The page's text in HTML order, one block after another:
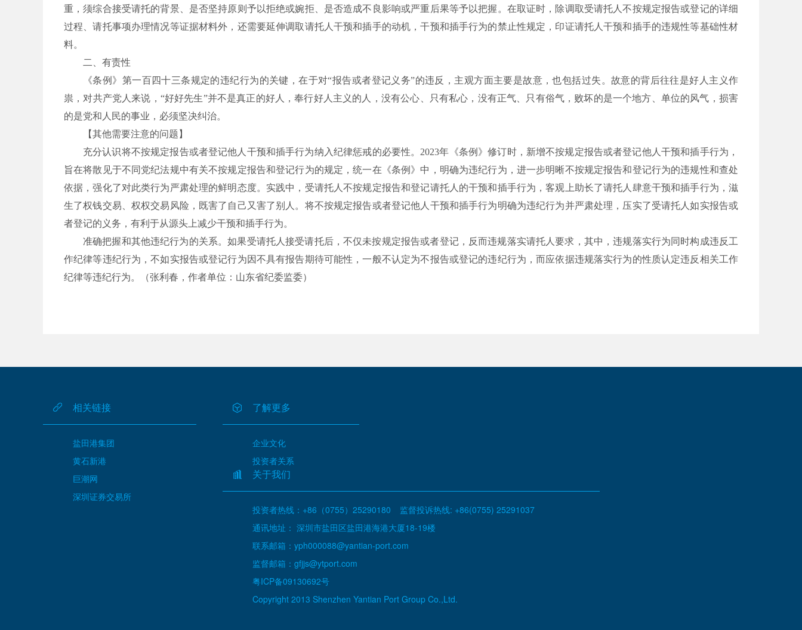
重，须综合接受请托的背景、是否坚持原则予以拒绝或婉拒、是否造成不良影响或严重后果等予以把握。在取证时，除调取受请托人不按规定报告或登记的详细
过程、请托事项办理情况等证据材料外，还需要延伸调取请托人干预和插手的动机，干预和插手行为的禁止性规定，印证请托人干预和插手的违规性等基础性材
料。
二、有责性
《条例》第一百四十三条规定的违纪行为的关键，在于对“报告或者登记义务”的违反，主观方面主要是故意，也包括过失。故意的背后往往是好人主义作
祟，对共产党人来说，“好好先生”并不是真正的好人，奉行好人主义的人，没有公心、只有私心，没有正气、只有俗气，败坏的是一个地方、单位的风气，损害
的是党和人民的事业，必须坚决纠治。
【其他需要注意的问题】
充分认识将不按规定报告或者登记他人干预和插手行为纳入纪律惩戒的必要性。 2023年《条例》修订时，新增不按规定报告或者登记他人干预和插手行为，
旨在将散见于不同党纪法规中有关不按规定报告和登记行为的规定，统一在《条例》中，明确为违纪行为，进一步明晰不按规定报告和登记行为的违规性和查处
依据，强化了对此类行为严肃处理的鲜明态度。实践中，受请托人不按规定报告和登记请托人的干预和插手行为，客观上助长了请托人肆意干预和插手行为，滋
生了权钱交易、权权交易风险，既害了自己又害了别人。将不按规定报告或者登记他人干预和插手行为明确为违纪行为并严肃处理，压实了受请托人如实报告或
者登记的义务，有利于从源头上减少干预和插手行为。
准确把握和其他违纪行为的关系。如果受请托人接受请托后，不仅未按规定报告或者登记，反而违规落实请托人要求，其中，违规落实行为同时构成违反工
作纪律等违纪行为，不如实报告或登记行为因不具有报告期待可能性，一般不认定为不报告或登记的违纪行为，而应依据违规落实行为的性质认定违反相关工作
纪律等违纪行为。
（张利春，作者单位：山东省纪委监委）
相关链接
盐田港集团
黄石新港
巨潮网
深圳证券交易所
了解更多
企业文化
投资者关系
关于我们
投资者热线：+86（0755）25290180
监督投诉热线: +86(0755) 25291037
通讯地址： 深圳市盐田区盐田港海港大厦18-19楼
联系邮箱：yph000088@yantian-port.com
监督邮箱：gfjjs@ytport.com
粤ICP备09130692号
Copyright 2013 Shenzhen Yantian Port Group Co.,Ltd.